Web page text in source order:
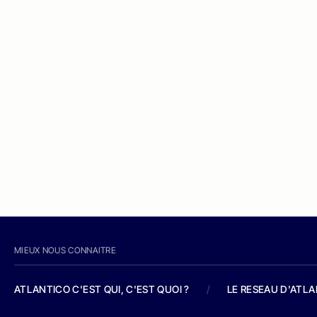
MIEUX NOUS CONNAITRE
ATLANTICO C'EST QUI, C'EST QUOI ? / LE RESEAU